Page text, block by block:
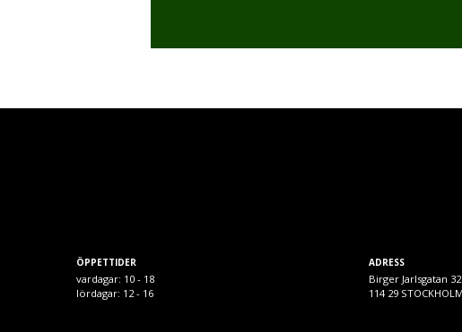
ÖPPETTIDER
vardagar: 10 - 18
lördagar: 12 - 16
ADRESS
Birger Jarlsgatan 32
114 29 STOCKHOLM